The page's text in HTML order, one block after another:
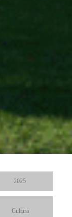
2025
Cultura